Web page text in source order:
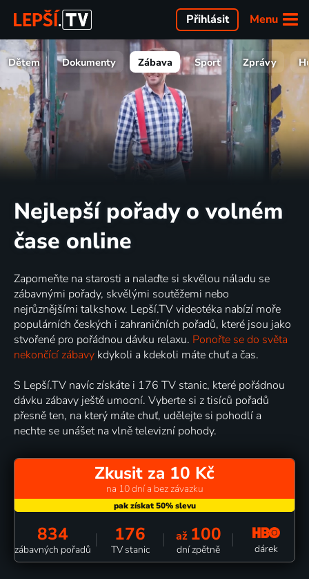
Menu
Přihlásit
Dětem Dokumenty Zábava Sport Zprávy
Nejlepší pořady o volném
čase online
Zapomeňte na starosti a nalaďte si skvělou náladu se
zábavnými pořady, skvělými soutěžemi nebo
nejrůznějšími talkshow. Lepší.TV videotéka nabízí moře
populárních českých i zahraničních pořadů, které jsou jako
stvořené pro pořádnou dávku relaxu. Ponořte se do světa
nekončící zábavy kdykoli a kdekoli máte chuť a čas.
S Lepší.TV navíc získáte i 176 TV stanic, které pořádnou
dávku zábavy ještě umocní. Vyberte si z tisíců pořadů
přesně ten, na který máte chuť, udělejte si pohodlí a
nechte se unášet na vlně televizní pohody.
Zkusit za 10 Kč
na 10 dní a bez závazku
834
zábavných pořadů
176
TV stanic
až 100
dní zpětně dárek